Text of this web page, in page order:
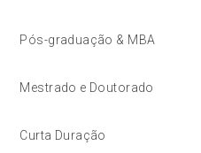
Pós-graduação & MBA
Mestrado e Doutorado
Curta Duração